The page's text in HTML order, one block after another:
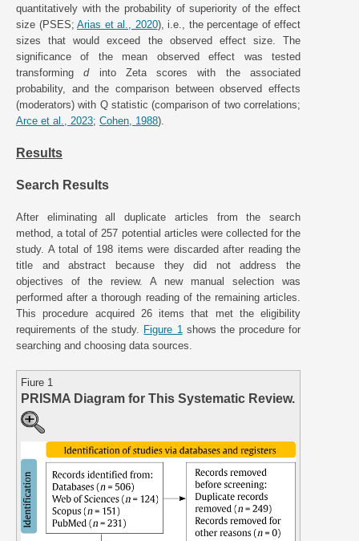
quantitatively with the probability of superiority of the effect
size (PSES; Arias et al., 2020), i.e., the percentage of effect
sizes that would exceed the observed effect size. The
significance of the mean observed effect was tested
transformingdinto Zeta scores with the associated
probability, and the comparison between observed effects
(moderators) with Q statistic (comparison of two correlations;
Arce et al., 2023; Cohen, 1988).
Results
Search Results
After eliminating all duplicate articles from the search
method, a total of 257 potential articles were collected for the
study. A total of 198 items were discarded after reading the
title and abstract because they did not address the
objectives of the review. A new manual selection was
performed after a thorough reading of the remaining articles.
This procedure acquired 26 items that met the eligibility
requirements of the study.
Figure 1 shows the procedure for
searching and choosing data sources.
Fiure 1
PRISMA Diagram for This Systematic Review.